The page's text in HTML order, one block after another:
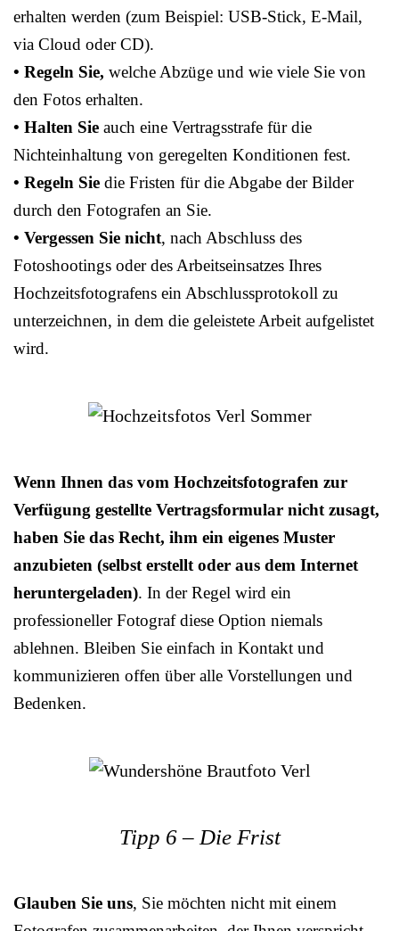
erhalten werden (zum Beispiel: USB-Stick, E-Mail,
via Cloud oder CD).
• Regeln Sie, welche Abzüge und wie viele Sie von
den Fotos erhalten.
• Halten Sie auch eine Vertragsstrafe für die
Nichteinhaltung von geregelten Konditionen fest.
• Regeln Sie die Fristen für die Abgabe der Bilder
durch den Fotografen an Sie.
• Vergessen Sie nicht, nach Abschluss des
Fotoshootings oder des Arbeitseinsatzes Ihres
Hochzeitsfotografens ein Abschlussprotokoll zu
unterzeichnen, in dem die geleistete Arbeit aufgelistet
wird.
Wenn Ihnen das vom Hochzeitsfotografen zur
Verfügung gestellte Vertragsformular nicht zusagt,
haben Sie das Recht, ihm ein eigenes Muster
anzubieten (selbst erstellt oder aus dem Internet
heruntergeladen). In der Regel wird ein
professioneller Fotograf diese Option niemals
ablehnen. Bleiben Sie einfach in Kontakt und
kommunizieren offen über alle Vorstellungen und
Bedenken.
Tipp 6 – Die Frist
Glauben Sie uns, Sie möchten nicht mit einem